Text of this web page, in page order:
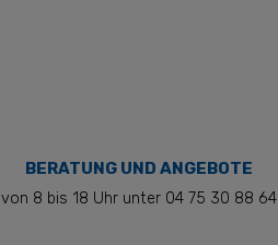
BERATUNG UND ANGEBOTE
von 8 bis 18 Uhr unter 04 75 30 88 64